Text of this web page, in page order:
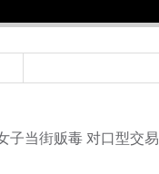
当街贩毒 对口型交易